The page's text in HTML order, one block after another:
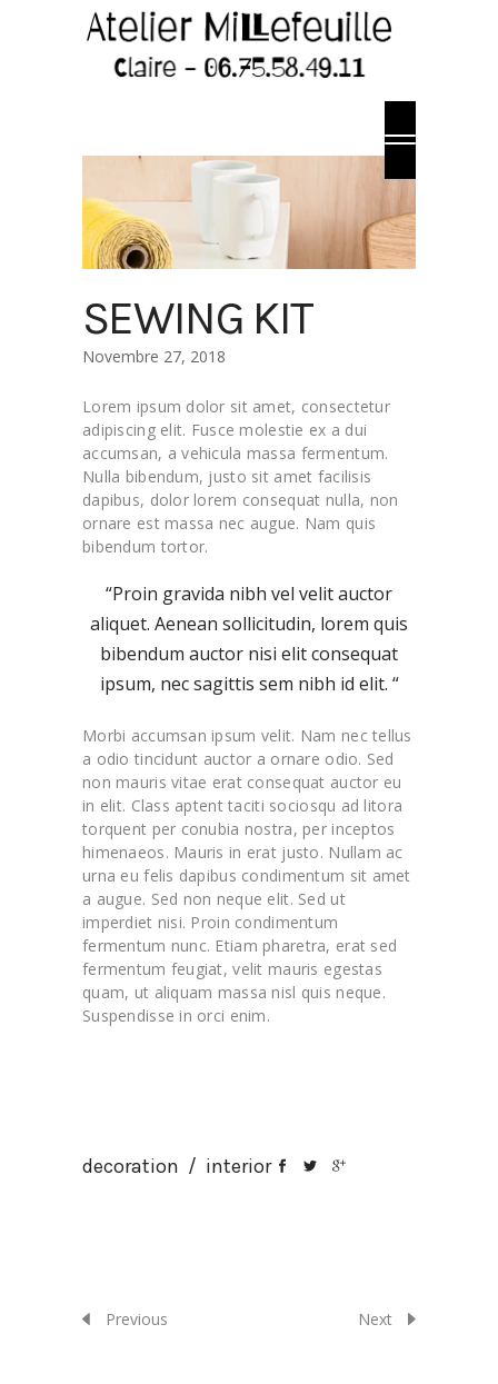
SEWING KIT
Novembre 27, 2018
Lorem ipsum dolor sit amet, consectetur
adipiscing elit. Fusce molestie ex a dui
accumsan, a vehicula massa fermentum.
Nulla bibendum, justo sit amet facilisis
dapibus, dolor lorem consequat nulla, non
ornare est massa nec augue. Nam quis
bibendum tortor.
“Proin gravida nibh vel velit auctor
aliquet. Aenean sollicitudin, lorem quis
bibendum auctor nisi elit consequat
ipsum, nec sagittis sem nibh id elit. “
Morbi accumsan ipsum velit. Nam nec tellus
a odio tincidunt auctor a ornare odio. Sed
non mauris vitae erat consequat auctor eu
in elit. Class aptent taciti sociosqu ad litora
torquent per conubia nostra, per inceptos
himenaeos. Mauris in erat justo. Nullam ac
urna eu felis dapibus condimentum sit amet
a augue. Sed non neque elit. Sed ut
imperdiet nisi. Proin condimentum
fermentum nunc. Etiam pharetra, erat sed
fermentum feugiat, velit mauris egestas
quam, ut aliquam massa nisl quis neque.
Suspendisse in orci enim.
decoration / interior
Previous Next